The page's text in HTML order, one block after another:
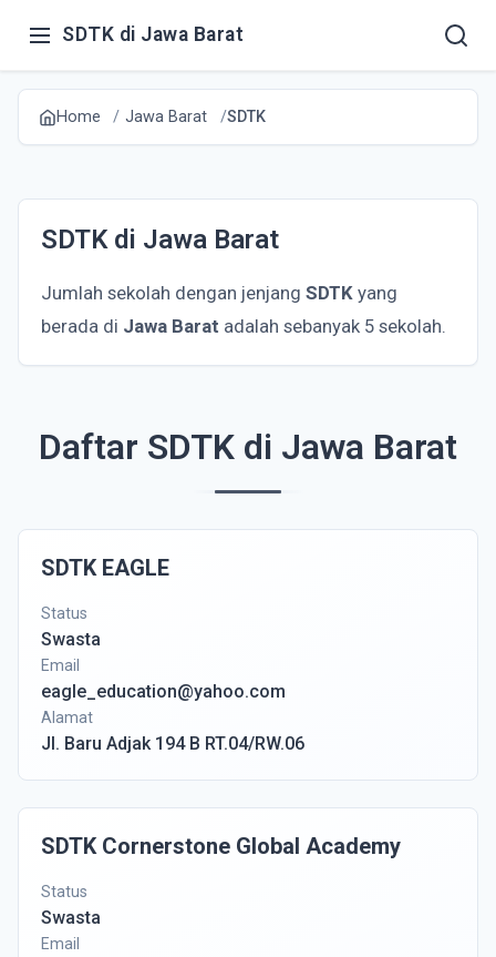
SDTK di Jawa Barat
Home Jawa Barat SDTK
SDTK di Jawa Barat
Jumlah sekolah dengan jenjang SDTK yang
berada di Jawa Barat adalah sebanyak 5 sekolah.
Daftar SDTK di Jawa Barat
SDTK EAGLE
Status
Swasta
Email
eagle_education@yahoo.com
Alamat
Jl. Baru Adjak 194 B RT.04/RW.06
SDTK Cornerstone Global Academy
Status
Swasta
Email